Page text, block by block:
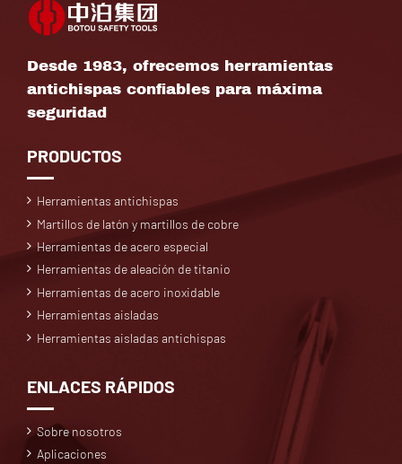
Desde 1983, ofrecemos herramientas
antichispas confiables para máxima
seguridad
PRODUCTOS
Herramientas antichispas
Martillos de latón y martillos de cobre
Herramientas de acero especial
Herramientas de aleación de titanio
Herramientas de acero inoxidable
Herramientas aisladas
Herramientas aisladas antichispas
ENLACES RÁPIDOS
Sobre nosotros
Aplicaciones